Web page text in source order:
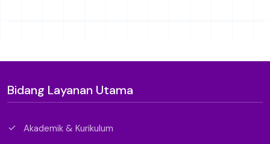
Bidang Layanan Utama
Akademik & Kurikulum